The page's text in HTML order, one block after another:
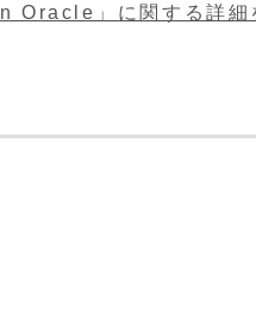
」に関する詳細